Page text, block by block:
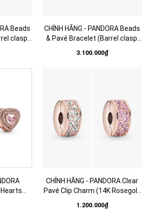
Beads
clasp,
tròn -
CHÍNH HÃNG - PANDORA Beads
& Pavé Bracelet (Barrel clasp,
khoá trụ, dáng bi tròn, mạ vàng
3.100.000₫
Hạt
CHÍNH HÃNG - PANDORA Clear
Pavé Clip Charm (14K Rosegold
vòng tay, chốt bấm, hỗn hợp
1.200.000₫